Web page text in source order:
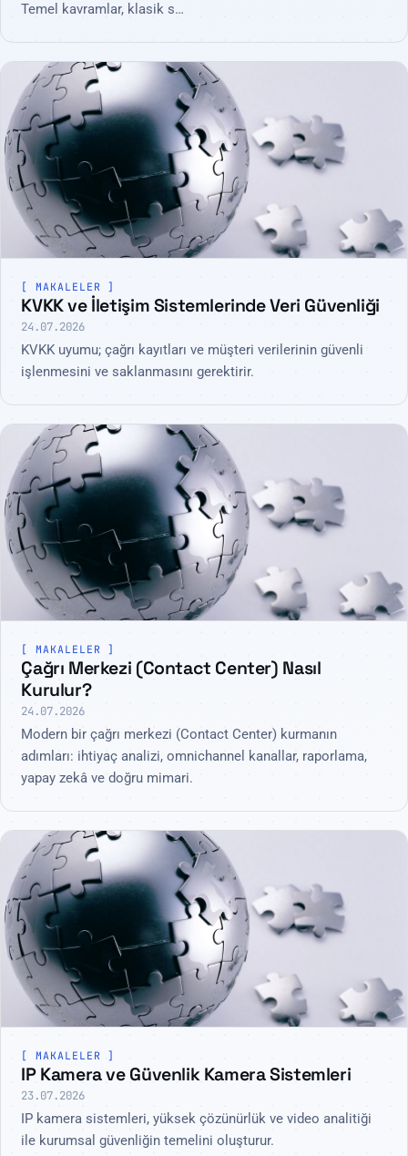
Temel kavramlar, klasik s…
MAKALELER
KVKK ve İletişim Sistemlerinde Veri Güvenliği
24.07.2026
KVKK uyumu; çağrı kayıtları ve müşteri verilerinin güvenli
işlenmesini ve saklanmasını gerektirir.
MAKALELER
Çağrı Merkezi (Contact Center) Nasıl
Kurulur?
24.07.2026
Modern bir çağrı merkezi (Contact Center) kurmanın
adımları: ihtiyaç analizi, omnichannel kanallar, raporlama,
yapay zekâ ve doğru mimari.
MAKALELER
IP Kamera ve Güvenlik Kamera Sistemleri
23.07.2026
IP kamera sistemleri, yüksek çözünürlük ve video analitiği
ile kurumsal güvenliğin temelini oluşturur.